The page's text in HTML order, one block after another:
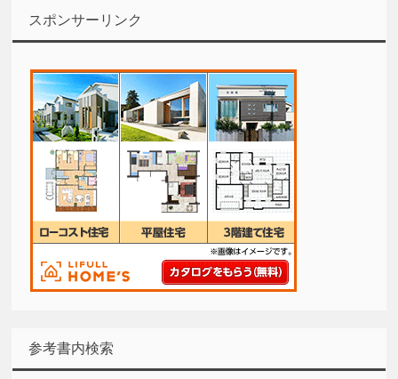
スポンサーリンク
参考書内検索